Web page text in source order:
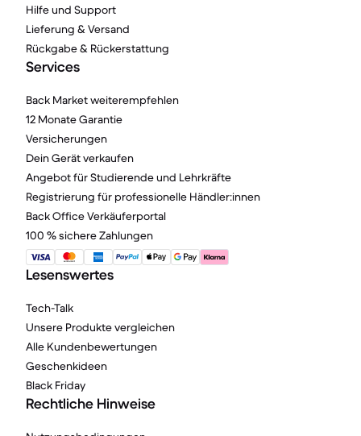
Hilfe und Support
Lieferung & Versand
Rückgabe & Rückerstattung
Services
Back Market weiterempfehlen
12 Monate Garantie
Versicherungen
Dein Gerät verkaufen
Angebot für Studierende und Lehrkräfte
Registrierung für professionelle Händler:innen
Back Office Verkäuferportal
100 % sichere Zahlungen
Lesenswertes
Tech-Talk
Unsere Produkte vergleichen
Alle Kundenbewertungen
Geschenkideen
Black Friday
Rechtliche Hinweise